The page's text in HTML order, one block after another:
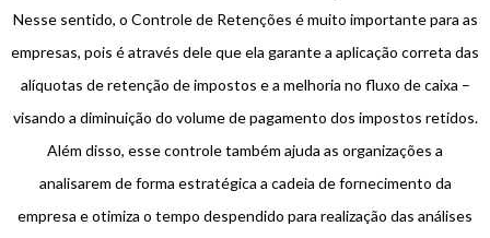
Nesse sentido, o Controle de Retenções é muito importante para as
empresas, pois é através dele que ela garante a aplicação correta das
alíquotas de retenção de impostos e a melhoria no fluxo de caixa –
visando a diminuição do volume de pagamento dos impostos retidos.
Além disso, esse controle também ajuda as organizações a
analisarem de forma estratégica a cadeia de fornecimento da
empresa e otimiza o tempo despendido para realização das análises